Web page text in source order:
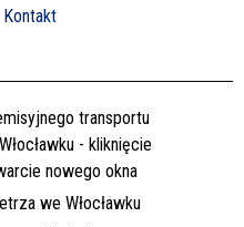
Kontakt